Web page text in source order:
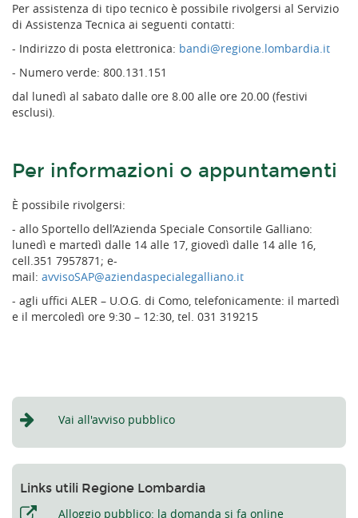
Per assistenza di tipo tecnico è possibile rivolgersi al Servizio
di Assistenza Tecnica ai seguenti contatti:
- Indirizzo di posta elettronica: bandi@regione.lombardia.it
- Numero verde: 800.131.151
dal lunedì al sabato dalle ore 8.00 alle ore 20.00 (festivi
esclusi).
Per informazioni o appuntamenti
È possibile rivolgersi:
- allo Sportello dell’Azienda Speciale Consortile Galliano:
lunedì e martedì dalle 14 alle 17, giovedì dalle 14 alle 16,
cell.351 7957871; e-
mail: avvisoSAP@aziendaspecialegalliano.it
- agli uffici ALER – U.O.G. di Como, telefonicamente: il martedì
e il mercoledì ore 9:30 – 12:30, tel. 031 319215
Vai all'avviso pubblico
Links utili Regione Lombardia
Alloggio pubblico: la domanda si fa online